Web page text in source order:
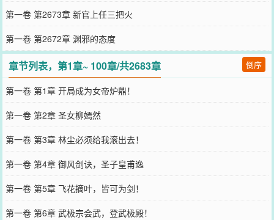
第一卷 第2673章 新官上任三把火
第一卷 第2672章 渊邪的态度
章节列表，第1章~ 100章/共2683章 倒序
第一卷 第1章 开局成为女帝炉鼎！
第一卷 第2章 圣女柳嫣然
第一卷 第3章 林尘必须给我滚出去！
第一卷 第4章 御风剑诀，圣子皇甫逸
第一卷 第5章 飞花摘叶，皆可为剑！
第一卷 第6章 武极宗会武，登武极殿！